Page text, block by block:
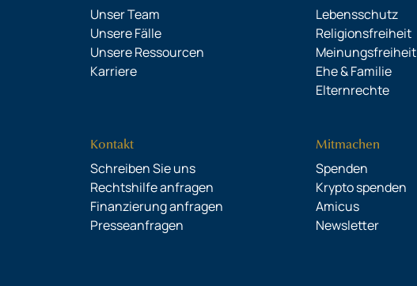
Unser Team
Unsere Fälle
Unsere Ressourcen
Karriere
Lebensschutz
Religionsfreiheit
Meinungsfreiheit
Ehe & Familie
Elternrechte
Kontakt
Schreiben Sie uns
Rechtshilfe anfragen
Finanzierung anfragen
Presseanfragen
Mitmachen
Spenden
Krypto spenden
Amicus
Newsletter